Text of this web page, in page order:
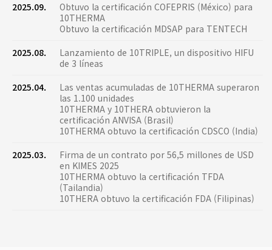
2025.09.
Obtuvo la certificación COFEPRIS (México) para
10THERMA
Obtuvo la certificación MDSAP para TENTECH
2025.08.
Lanzamiento de 10TRIPLE, un dispositivo HIFU
de 3 líneas
2025.04.
Las ventas acumuladas de 10THERMA superaron
las 1.100 unidades
10THERMA y 10THERA obtuvieron la
certificación ANVISA (Brasil)
10THERMA obtuvo la certificación CDSCO (India)
2025.03.
Firma de un contrato por 56,5 millones de USD
en KIMES 2025
10THERMA obtuvo la certificación TFDA
(Tailandia)
10THERA obtuvo la certificación FDA (Filipinas)